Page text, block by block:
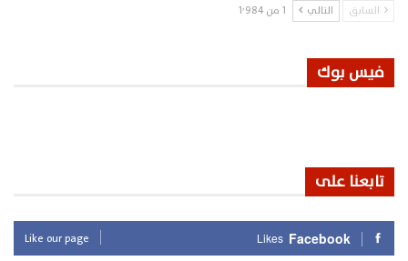
السابق التالي 1 من 1٬984
فيس بوك
تابعنا على
Facebook
Likes
Like our page